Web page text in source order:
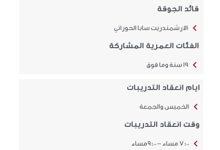
قائد الجوقة
الارشمندريت سابا الحوراني
الفئات العمرية المشاركة
19 سنة وما فوق
ايام انعقاد التدريبات
الخميس والجمعة
وقت انعقاد التدريبات
7:00 مساء – 9:00مساء